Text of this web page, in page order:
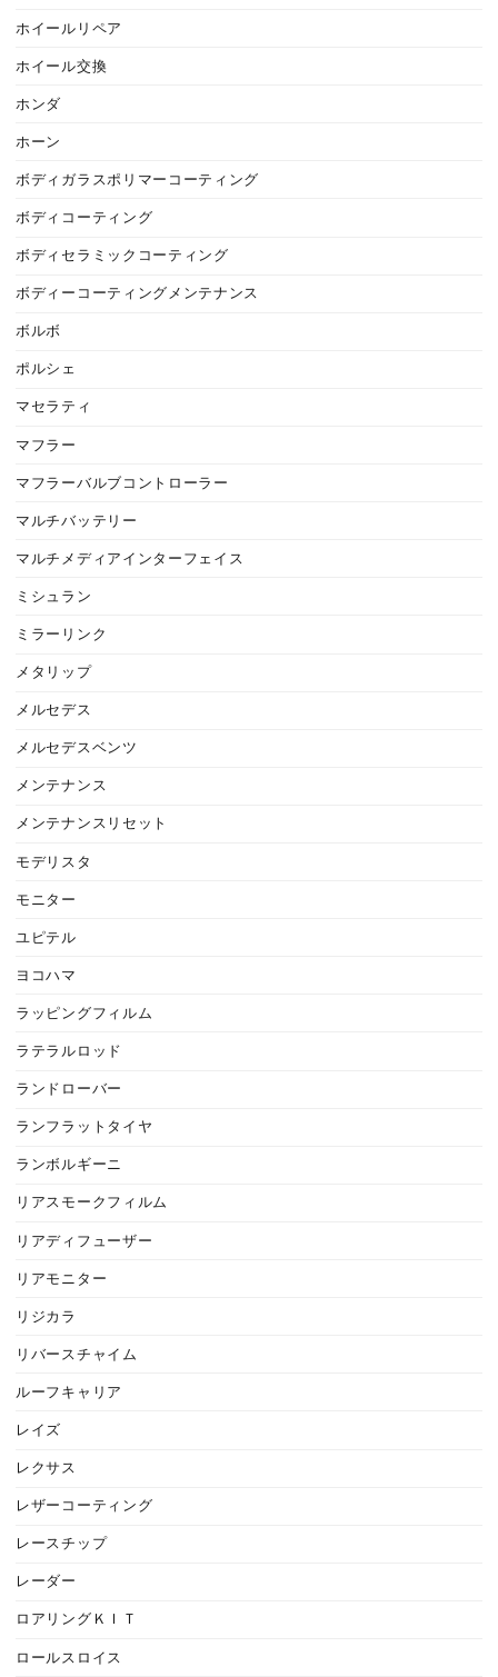
ホイールリペア
ホイール交換
ホンダ
ホーン
ボディガラスポリマーコーティング
ボディコーティング
ボディセラミックコーティング
ボディーコーティングメンテナンス
ボルボ
ポルシェ
マセラティ
マフラー
マフラーバルブコントローラー
マルチバッテリー
マルチメディアインターフェイス
ミシュラン
ミラーリンク
メタリップ
メルセデス
メルセデスベンツ
メンテナンス
メンテナンスリセット
モデリスタ
モニター
ユピテル
ヨコハマ
ラッピングフィルム
ラテラルロッド
ランドローバー
ランフラットタイヤ
ランボルギーニ
リアスモークフィルム
リアディフューザー
リアモニター
リジカラ
リバースチャイム
ルーフキャリア
レイズ
レクサス
レザーコーティング
レースチップ
レーダー
ロアリングＫＩＴ
ロールスロイス